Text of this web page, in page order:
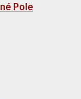
Pole